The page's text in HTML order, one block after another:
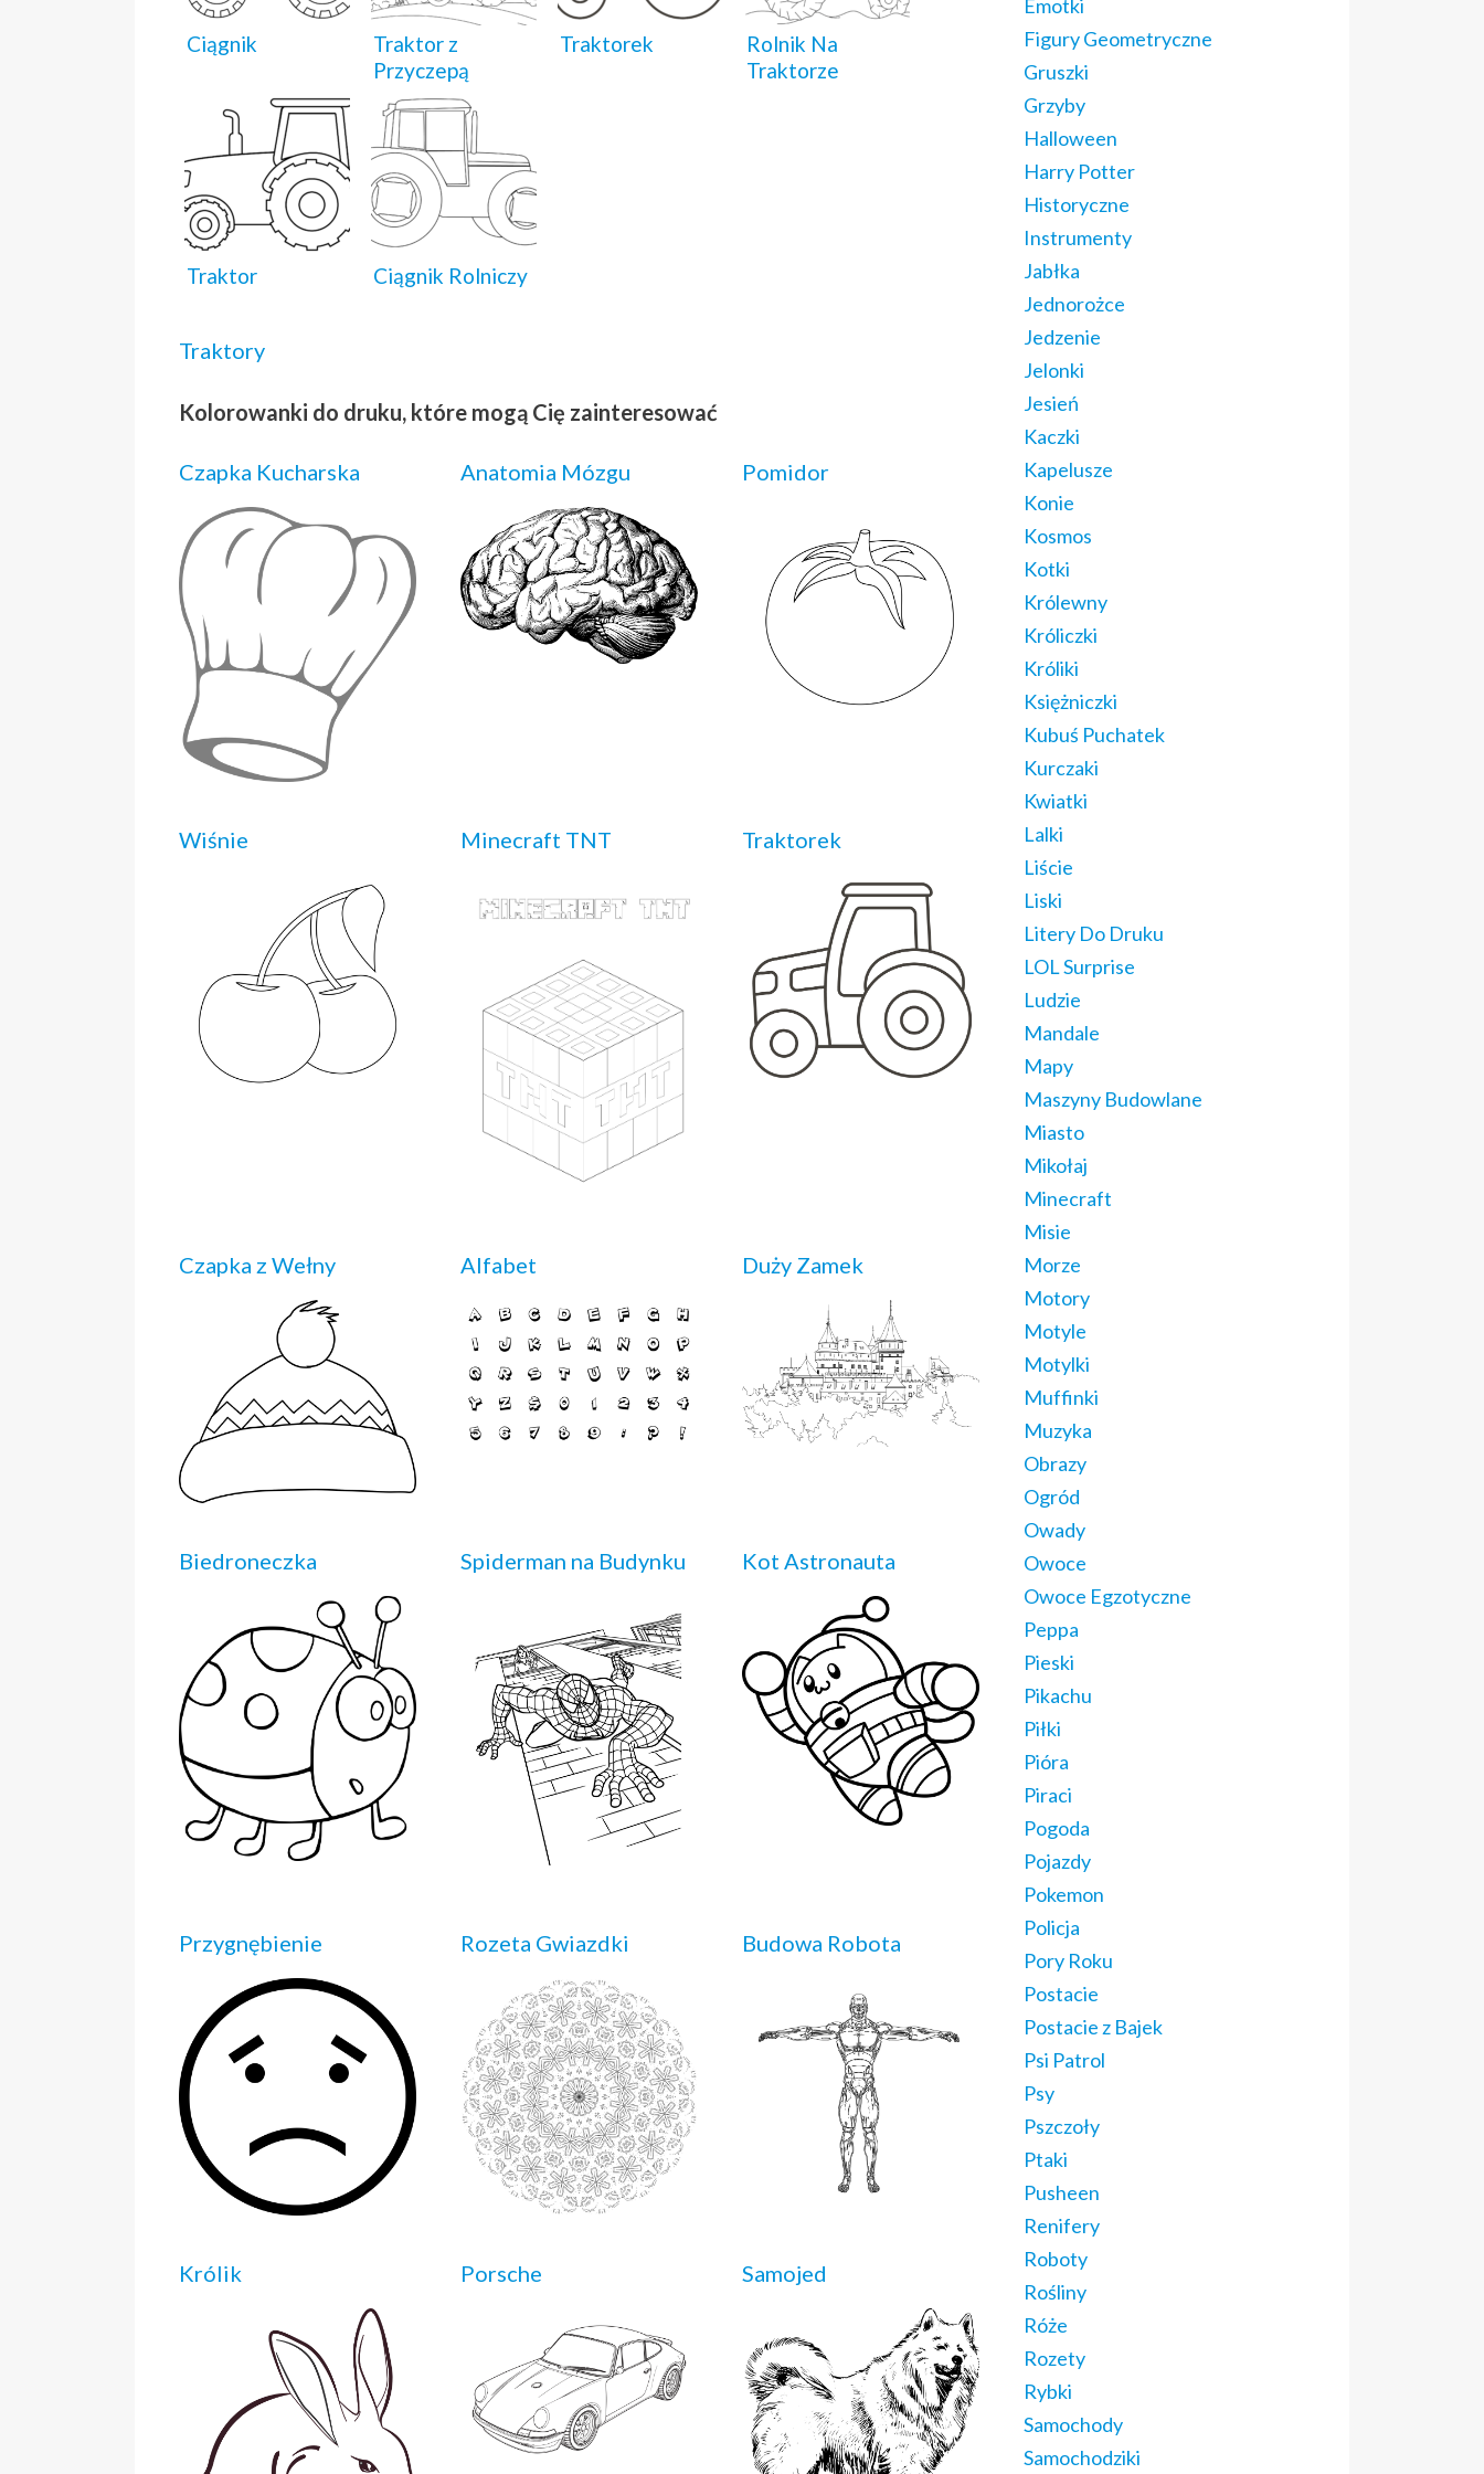
Ciągnik
Traktor z
Przyczepą
Traktorek
Rolnik Na
Traktorze
Traktor Ciągnik Rolniczy
Traktory
Kolorowanki do druku, które mogą Cię zainteresować
Czapka Kucharska Anatomia Mózgu Pomidor
Wiśnie Minecraft TNT Traktorek
Czapka z Wełny Alfabet Duży Zamek
Biedroneczka Spiderman na Budynku Kot Astronauta
Przygnębienie Rozeta Gwiazdki Budowa Robota
Królik Porsche Samojed
Emotki
Figury Geometryczne
Gruszki
Grzyby
Halloween
Harry Potter
Historyczne
Instrumenty
Jabłka
Jednorożce
Jedzenie
Jelonki
Jesień
Kaczki
Kapelusze
Konie
Kosmos
Kotki
Królewny
Króliczki
Króliki
Księżniczki
Kubuś Puchatek
Kurczaki
Kwiatki
Lalki
Liście
Liski
Litery Do Druku
LOL Surprise
Ludzie
Mandale
Mapy
Maszyny Budowlane
Miasto
Mikołaj
Minecraft
Misie
Morze
Motory
Motyle
Motylki
Muffinki
Muzyka
Obrazy
Ogród
Owady
Owoce
Owoce Egzotyczne
Peppa
Pieski
Pikachu
Piłki
Pióra
Piraci
Pogoda
Pojazdy
Pokemon
Policja
Pory Roku
Postacie
Postacie z Bajek
Psi Patrol
Psy
Pszczoły
Ptaki
Pusheen
Renifery
Roboty
Rośliny
Róże
Rozety
Rybki
Samochody
Samochodziki